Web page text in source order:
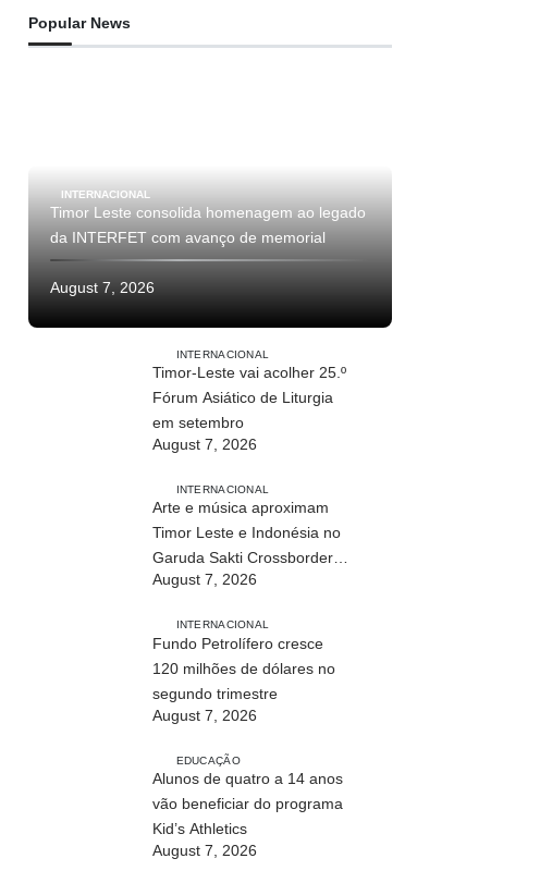
Popular News
INTERNACIONAL
Timor Leste consolida homenagem ao legado
da INTERFET com avanço de memorial
August 7, 2026
INTERNACIONAL
Timor-Leste vai acolher 25.º
Fórum Asiático de Liturgia
em setembro
August 7, 2026
INTERNACIONAL
Arte e música aproximam
Timor Leste e Indonésia no
Garuda Sakti Crossborder
Fest 2026
August 7, 2026
INTERNACIONAL
Fundo Petrolífero cresce
120 milhões de dólares no
segundo trimestre
August 7, 2026
EDUCAÇÃO
Alunos de quatro a 14 anos
vão beneficiar do programa
Kid’s Athletics
August 7, 2026